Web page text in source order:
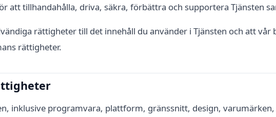
att tillhandahålla, driva, säkra, förbättra och supportera Tjänsten
rättigheter till det innehåll du använder i Tjänsten och att
rättigheter.
inklusive programvara, plattform, gränssnitt, design,